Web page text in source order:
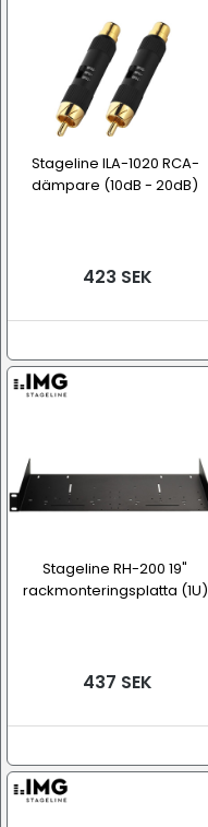
Stageline ILA-1020 RCA-
dämpare (10dB - 20dB)
423 SEK
Stageline RH-200 19"
rackmonteringsplatta (1U)
437 SEK